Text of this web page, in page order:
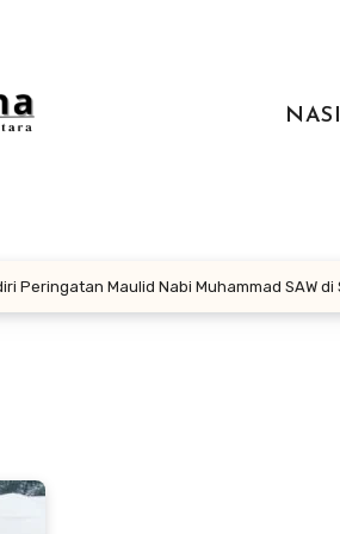
Peringatan Maulid Nabi Muhammad SAW di